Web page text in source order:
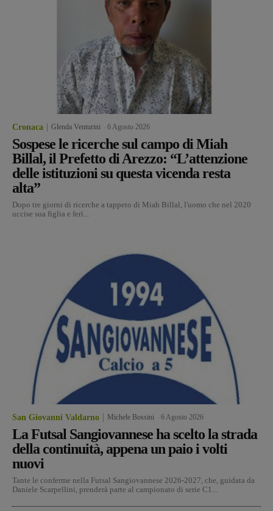
Cronaca Glenda Venturini 6 Agosto 2026
Sospese le ricerche sul campo di Miah
Billal, il Prefetto di Arezzo: “L’attenzione
delle istituzioni su questa vicenda resta
alta”
Dopo tre giorni di ricerche a tappeto di Miah Billal, l'uomo che nel 2020
uccise sua figlia e ferì...
San Giovanni Valdarno Michele Bossini 6 Agosto 2026
La Futsal Sangiovannese ha scelto la strada
della continuità, appena un paio i volti
nuovi
Tante le conferme nella Futsal Sangiovannese 2026-2027, che, guidata da
Daniele Scarpellini, prenderà parte al campionato di serie C1...